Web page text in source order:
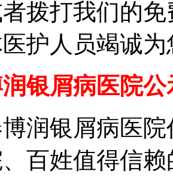
拨打我们的
护人员竭诚
银屑病医院
银屑病医院
百姓值得信